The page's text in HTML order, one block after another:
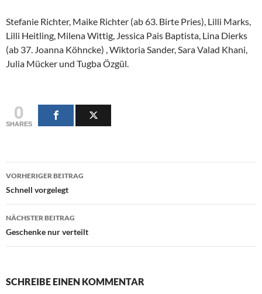
Stefanie Richter, Maike Richter (ab 63. Birte Pries), Lilli Marks,
Lilli Heitling, Milena Wittig, Jessica Pais Baptista, Lina Dierks
(ab 37. Joanna Köhncke) , Wiktoria Sander, Sara Valad Khani,
Julia Mücker und Tugba Özgül.
0
SHARES
Beitragsnavigation
VORHERIGER BEITRAG
Schnell vorgelegt
NÄCHSTER BEITRAG
Geschenke nur verteilt
SCHREIBE EINEN KOMMENTAR